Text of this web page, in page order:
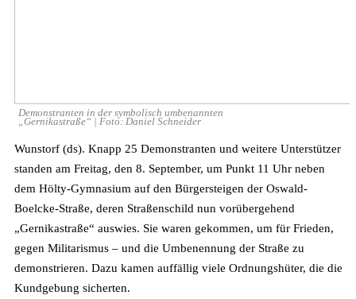
Demonstranten in der symbolisch umbenannten
„Gernikastraße“ | Foto: Daniel Schneider
Wunstorf (ds). Knapp 25 Demonstranten und weitere Unterstützer
standen am Freitag, den 8. September, um Punkt 11 Uhr neben
dem Hölty-Gymnasium auf den Bürgersteigen der Oswald-
Boelcke-Straße, deren Straßenschild nun vorübergehend
„Gernikastraße“ auswies. Sie waren gekommen, um für Frieden,
gegen Militarismus – und die Umbenennung der Straße zu
demonstrieren. Dazu kamen auffällig viele Ordnungshüter, die die
Kundgebung sicherten.